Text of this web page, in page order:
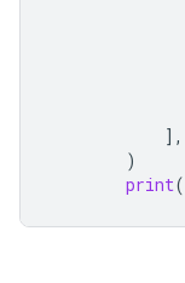
],
)
print(